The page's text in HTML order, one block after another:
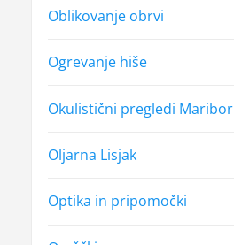
Oblikovanje obrvi
Ogrevanje hiše
Okulistični pregledi Maribor
Oljarna Lisjak
Optika in pripomočki